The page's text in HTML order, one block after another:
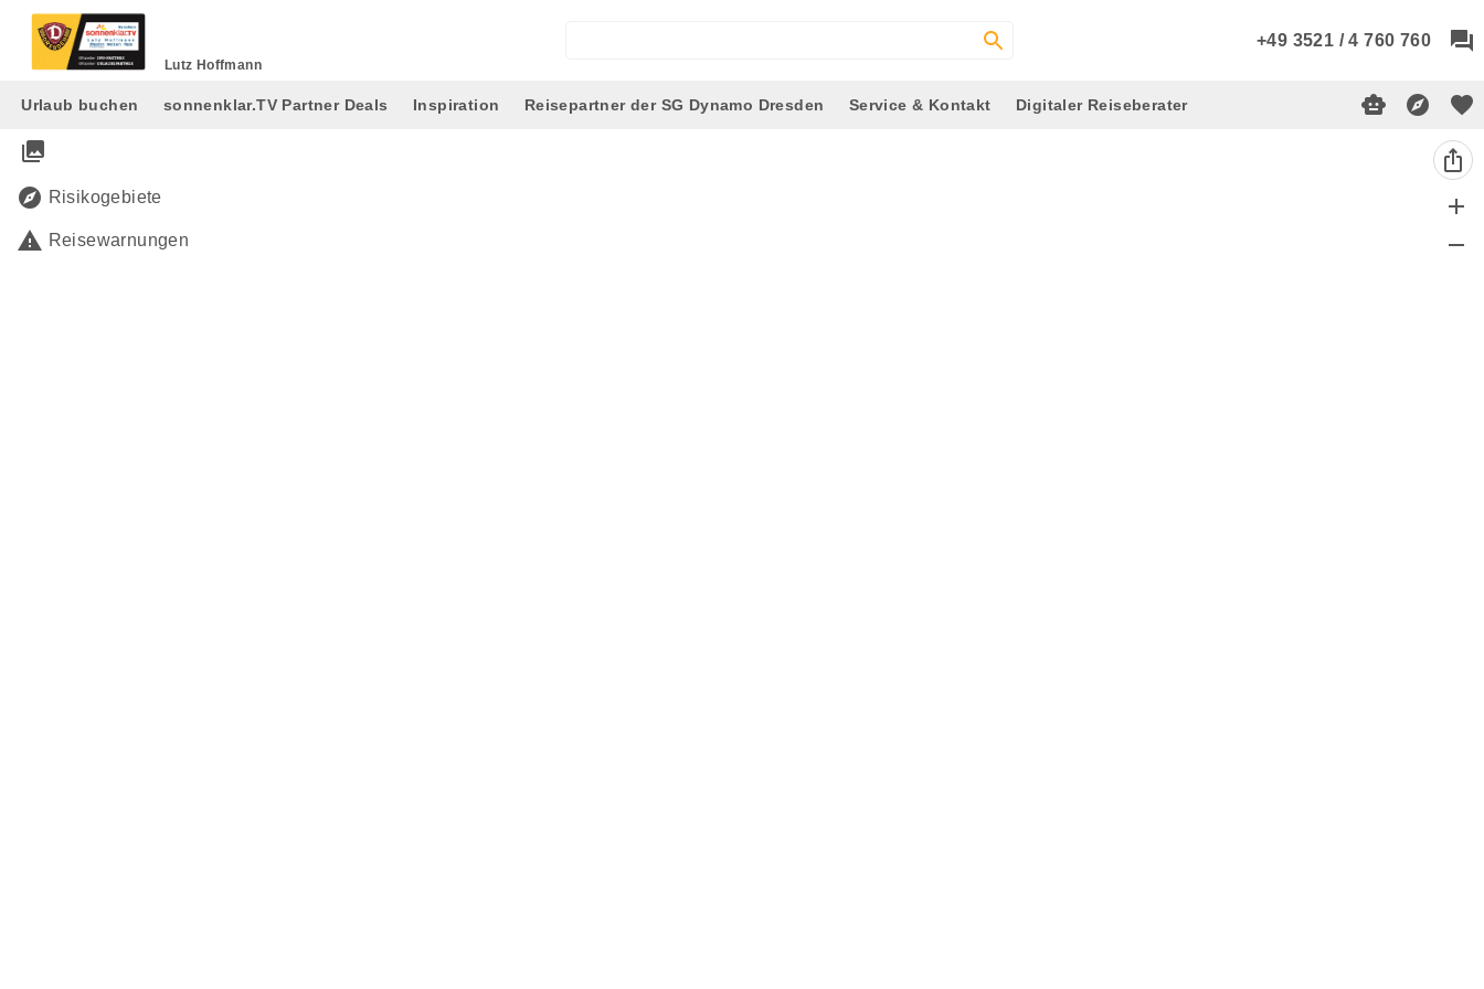
Lutz Hoffmann
+49 3521 / 4 760 760
Urlaub buchen sonnenklar.TV Partner Deals Inspiration Reisepartner der SG Dynamo Dresden Service & Kontakt Digitaler Reiseberater
collections
explore Risikogebiete
warning Reisewarnungen
add
remove